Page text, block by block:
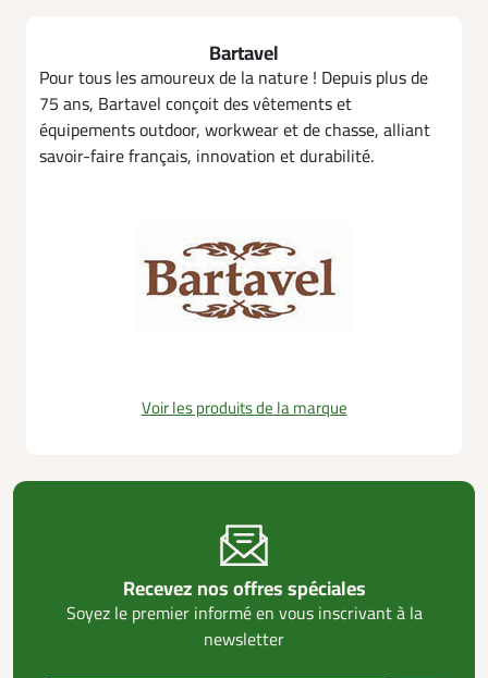
Bartavel
Pour tous les amoureux de la nature ! Depuis plus de
75 ans, Bartavel conçoit des vêtements et
équipements outdoor, workwear et de chasse, alliant
savoir-faire français, innovation et durabilité.
Voir les produits de la marque
Recevez nos offres spéciales
Soyez le premier informé en vous inscrivant à la
newsletter